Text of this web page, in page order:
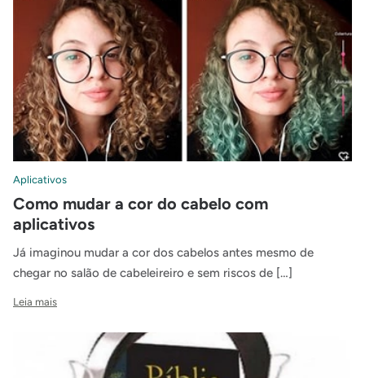
Aplicativos
Como mudar a cor do cabelo com
aplicativos
Já imaginou mudar a cor dos cabelos antes mesmo de
chegar no salão de cabeleireiro e sem riscos de […]
Leia mais